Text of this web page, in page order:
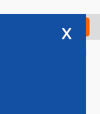
Check in
x